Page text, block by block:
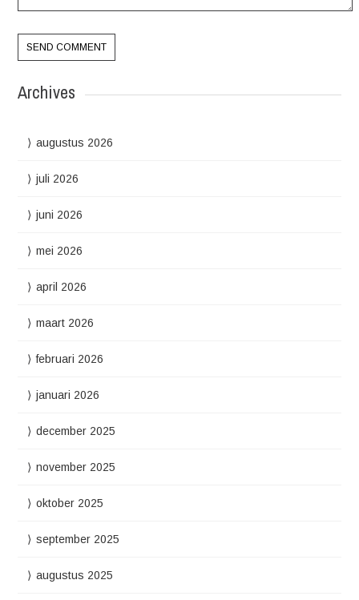
Archives
augustus 2026
juli 2026
juni 2026
mei 2026
april 2026
maart 2026
februari 2026
januari 2026
december 2025
november 2025
oktober 2025
september 2025
augustus 2025